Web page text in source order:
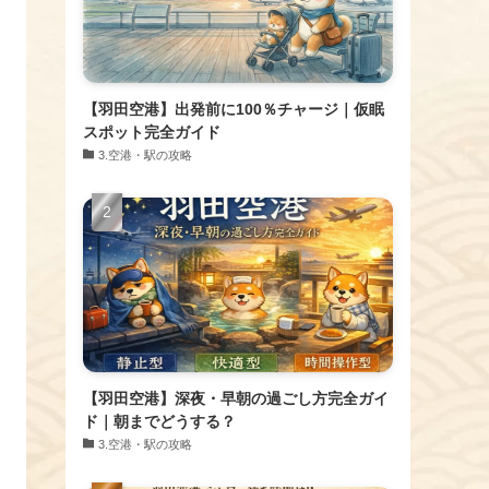
【羽田空港】出発前に100％チャージ｜仮眠
スポット完全ガイド
​3.空港・駅の攻略
【羽田空港】深夜・早朝の過ごし方完全ガイ
ド｜朝までどうする？
​3.空港・駅の攻略